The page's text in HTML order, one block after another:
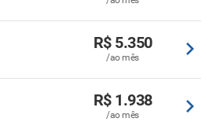
R$ 5.350
/ao mês
R$ 1.938
/ao mês